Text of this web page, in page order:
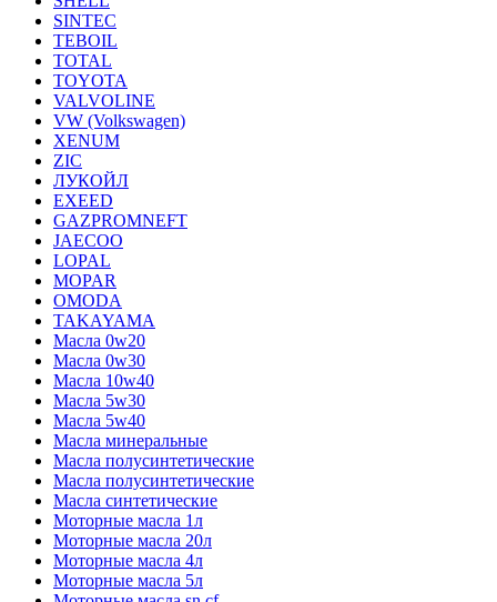
SINTEC
TEBOIL
TOTAL
TOYOTA
VALVOLINE
VW (Volkswagen)
XENUM
ZIC
ЛУКОЙЛ
EXEED
GAZPROMNEFT
JAECOO
LOPAL
MOPAR
OMODA
TAKAYAMA
Масла 0w20
Масла 0w30
Масла 10w40
Масла 5w30
Масла 5w40
Масла минеральные
Масла полусинтетические
Масла полусинтетические
Масла синтетические
Моторные масла 1л
Моторные масла 20л
Моторные масла 4л
Моторные масла 5л